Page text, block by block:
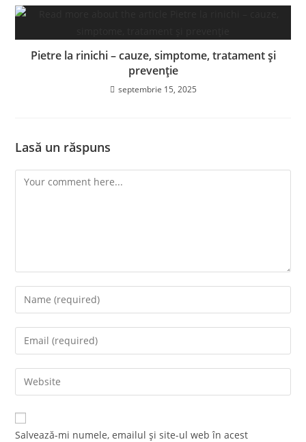
Pietre la rinichi – cauze, simptome, tratament și
prevenție
septembrie 15, 2025
Lasă un răspuns
Comment
Enter
your
name
comment
Enter
your
email
address
comment
Enter
your
website
URL
Salvează-mi numele, emailul și site-ul web în acest